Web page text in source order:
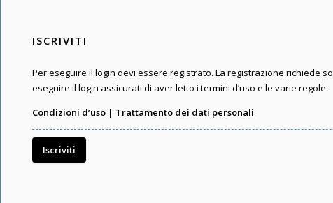
ISCRIVITI
Per eseguire il login devi essere registrato. La registrazione richiede
eseguire il login assicurati di aver letto i termini d’uso e le varie regole.
Condizioni d’uso | Trattamento dei dati personali
Iscriviti